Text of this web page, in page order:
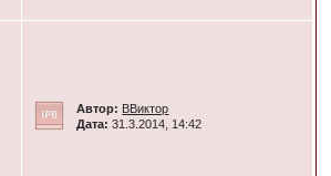
Автор: ВВиктор
Дата: 31.3.2014, 14:42